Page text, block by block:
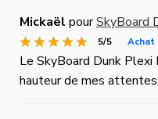
Mickaël pourSkyBoard
5/5 Achat
Le SkyBoard Dunk
hauteur de mes